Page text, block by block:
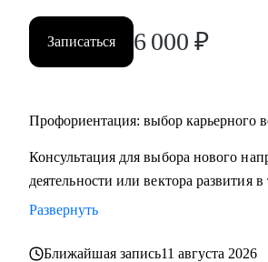
• HR и рекрутерам
• Специалистам в продажах и развитии
Записаться 6 000 ₽
Профориентация: выбор карьерного
Консультация для выбора нового
деятельности или вектора развития
Развернуть
Ближайшая запись11 августа 2026